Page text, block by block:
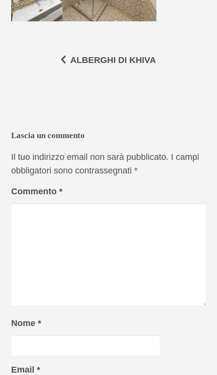
ALBERGHI DI KHIVA
Lascia un commento
Il tuo indirizzo email non sarà pubblicato. I campi
obbligatori sono contrassegnati *
Commento *
Nome *
Email *